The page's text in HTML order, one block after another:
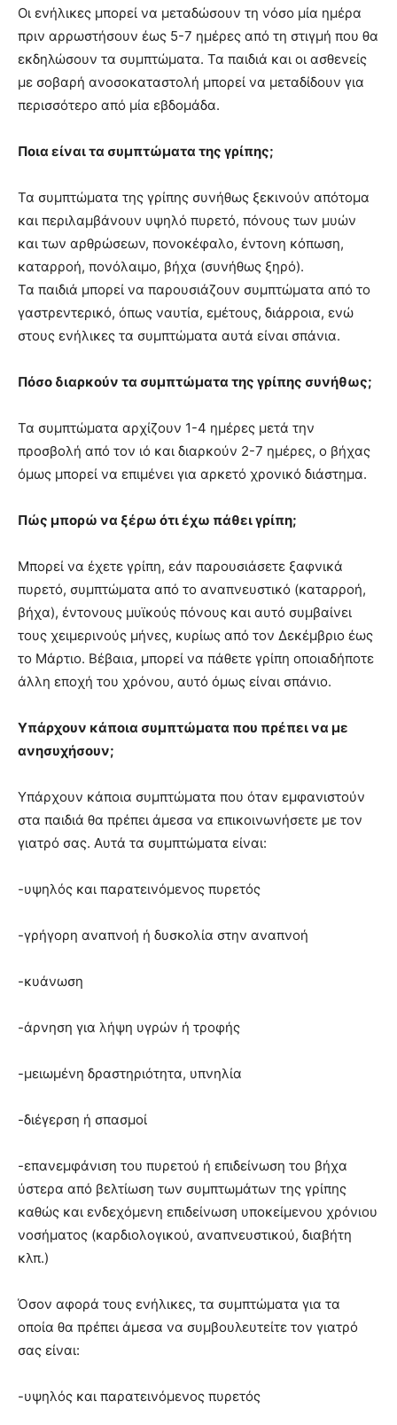
Οι ενήλικες μπορεί να μεταδώσουν τη νόσο μία ημέρα
πριν αρρωστήσουν έως 5-7 ημέρες από τη στιγμή που θα
εκδηλώσουν τα συμπτώματα. Τα παιδιά και οι ασθενείς
με σοβαρή ανοσοκαταστολή μπορεί να μεταδίδουν για
περισσότερο από μία εβδομάδα.
Ποια είναι τα συμπτώματα της γρίπης;
Τα συμπτώματα της γρίπης συνήθως ξεκινούν απότομα
και περιλαμβάνουν υψηλό πυρετό, πόνους των μυών
και των αρθρώσεων, πονοκέφαλο, έντονη κόπωση,
καταρροή, πονόλαιμο, βήχα (συνήθως ξηρό).
Τα παιδιά μπορεί να παρουσιάζουν συμπτώματα από το
γαστρεντερικό, όπως ναυτία, εμέτους, διάρροια, ενώ
στους ενήλικες τα συμπτώματα αυτά είναι σπάνια.
Πόσο διαρκούν τα συμπτώματα της γρίπης συνήθως;
Τα συμπτώματα αρχίζουν 1-4 ημέρες μετά την
προσβολή από τον ιό και διαρκούν 2-7 ημέρες, ο βήχας
όμως μπορεί να επιμένει για αρκετό χρονικό διάστημα.
Πώς μπορώ να ξέρω ότι έχω πάθει γρίπη;
Μπορεί να έχετε γρίπη, εάν παρουσιάσετε ξαφνικά
πυρετό, συμπτώματα από το αναπνευστικό (καταρροή,
βήχα), έντονους μυϊκούς πόνους και αυτό συμβαίνει
τους χειμερινούς μήνες, κυρίως από τον Δεκέμβριο έως
το Μάρτιο. Βέβαια, μπορεί να πάθετε γρίπη οποιαδήποτε
άλλη εποχή του χρόνου, αυτό όμως είναι σπάνιο.
Υπάρχουν κάποια συμπτώματα που πρέπει να με
ανησυχήσουν;
Υπάρχουν κάποια συμπτώματα που όταν εμφανιστούν
στα παιδιά θα πρέπει άμεσα να επικοινωνήσετε με τον
γιατρό σας. Αυτά τα συμπτώματα είναι:
-υψηλός και παρατεινόμενος πυρετός
-γρήγορη αναπνοή ή δυσκολία στην αναπνοή
-κυάνωση
-άρνηση για λήψη υγρών ή τροφής
-μειωμένη δραστηριότητα, υπνηλία
-διέγερση ή σπασμοί
-επανεμφάνιση του πυρετού ή επιδείνωση του βήχα
ύστερα από βελτίωση των συμπτωμάτων της γρίπης
καθώς και ενδεχόμενη επιδείνωση υποκείμενου χρόνιου
νοσήματος (καρδιολογικού, αναπνευστικού, διαβήτη
κλπ.)
Όσον αφορά τους ενήλικες, τα συμπτώματα για τα
οποία θα πρέπει άμεσα να συμβουλευτείτε τον γιατρό
σας είναι:
-υψηλός και παρατεινόμενος πυρετός